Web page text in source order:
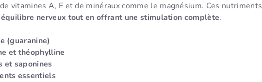
vitamines A, E et de minéraux comme le magnésium. Ces nutriments
nerveux tout en offrant une stimulation complète.
(guaranine)
et théophylline
et saponines
essentiels